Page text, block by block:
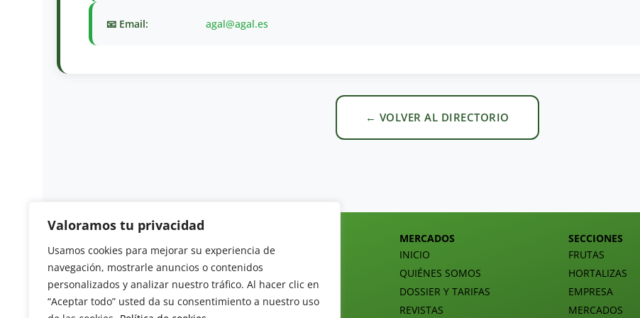
Valoramos tu privacidad
Usamos cookies para mejorar su experiencia de
navegación, mostrarle anuncios o contenidos
personalizados y analizar nuestro tráfico. Al hacer clic en
“Aceptar todo” usted da su consentimiento a nuestro uso
📧 Email: agal@agal.es
← VOLVER AL DIRECTORIO
Revista del Sector Hortofrutícola
C/ Presidente Cárdenas nº 10.
41013 Sevilla. ESPAÑA
MERCADOS
INICIO
QUIÉNES SOMOS
DOSSIER Y TARIFAS
REVISTAS
SECCIONES
FRUTAS
HORTALIZAS
EMPRESA
MERCADOS